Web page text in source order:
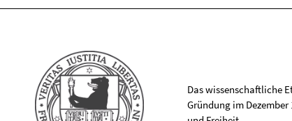
Das wissenschaftliche
Gründung im